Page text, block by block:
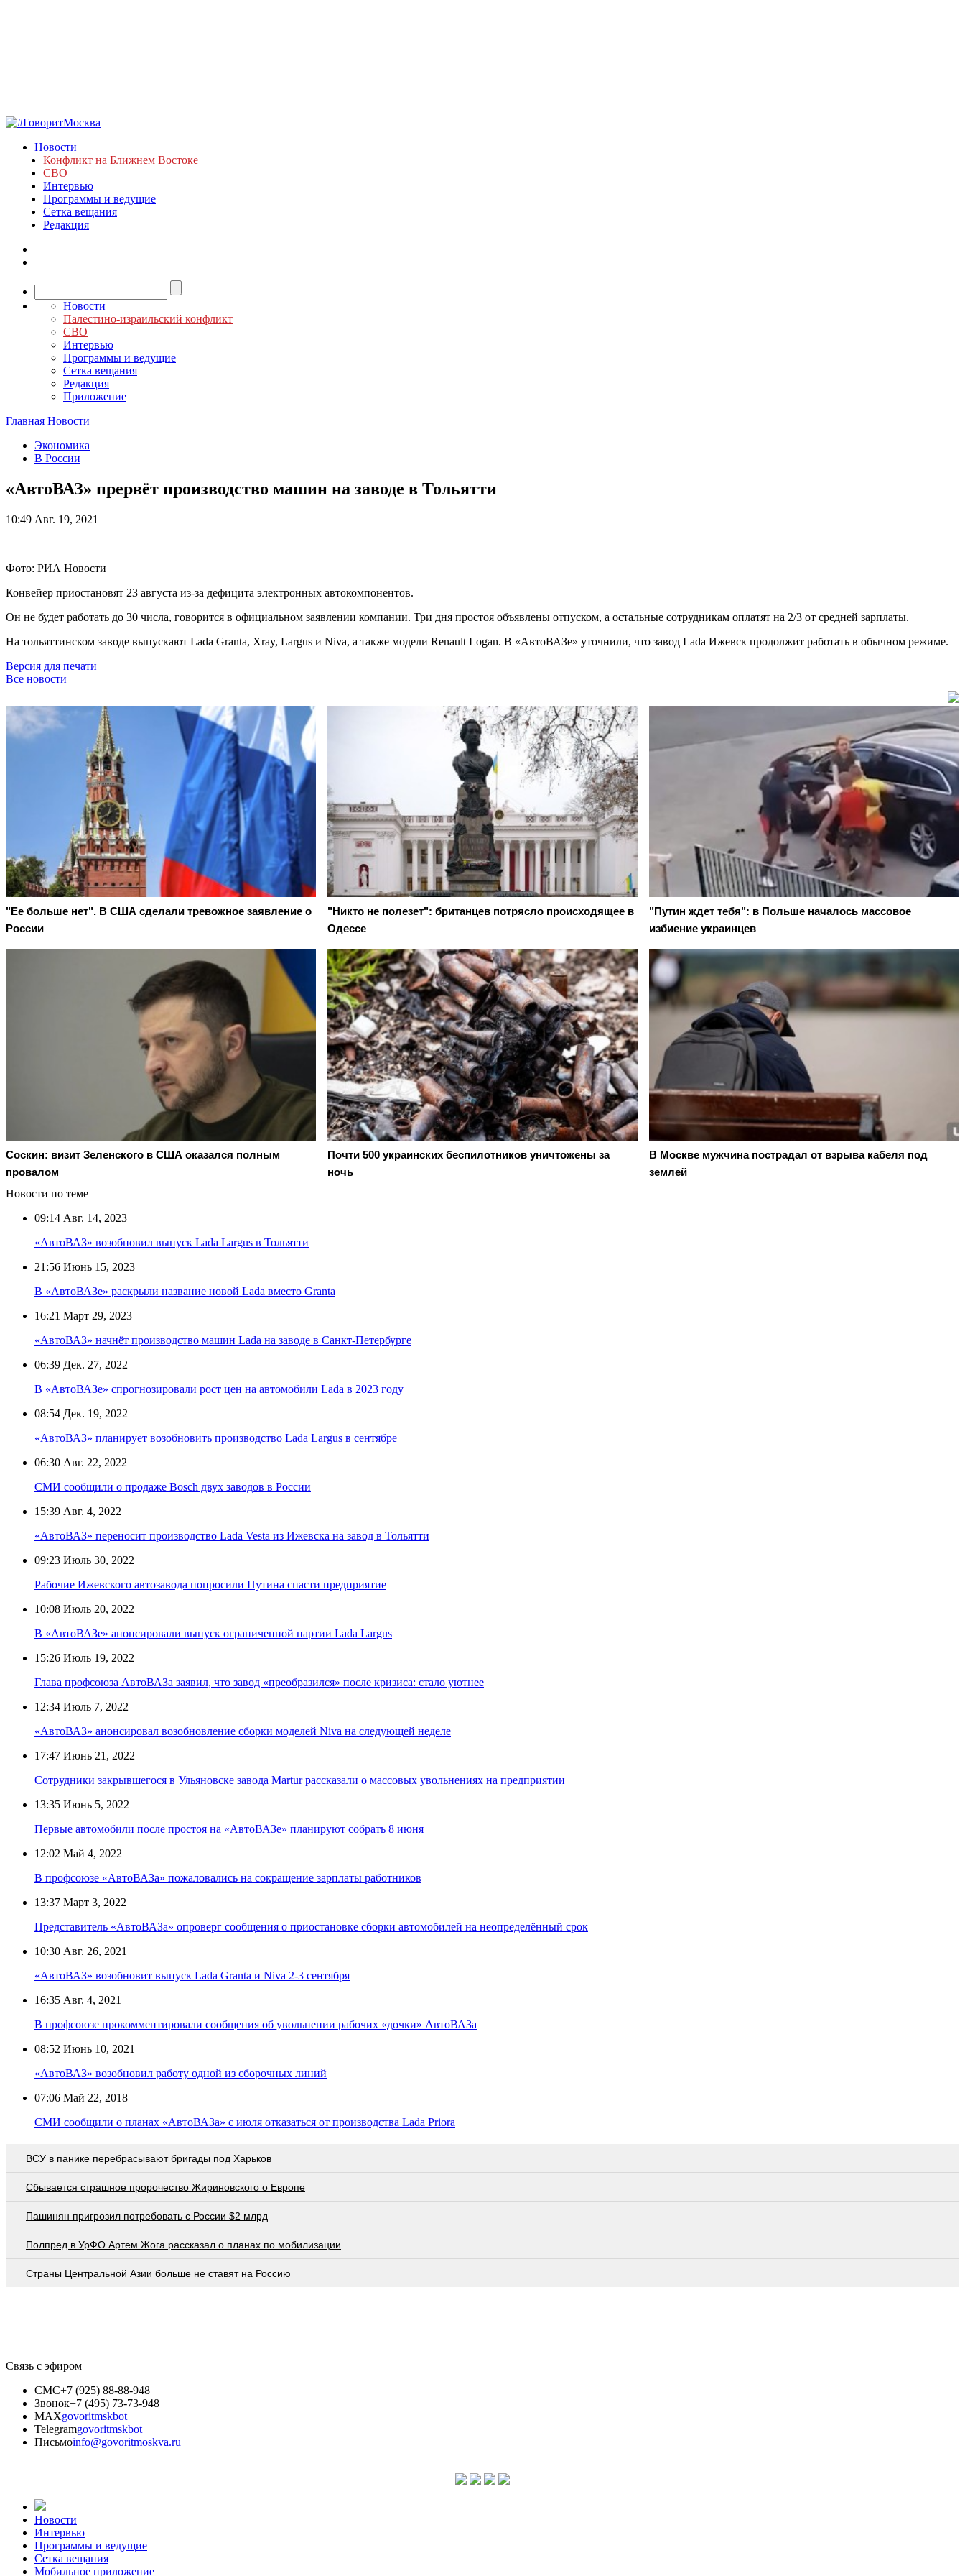
Новости
Конфликт на Ближнем Востоке
СВО
Интервью
Программы и ведущие
Сетка вещания
Редакция
Новости
Палестино-израильский конфликт
СВО
Интервью
Программы и ведущие
Сетка вещания
Редакция
Приложение
Главная Новости
Экономика
В России
«АвтоВАЗ» прервёт производство машин на заводе в Тольятти
10:49 Авг. 19, 2021
Фото: РИА Новости
Конвейер приостановят 23 августа из-за дефицита электронных автокомпонентов.
Он не будет работать до 30 числа, говорится в официальном заявлении компании. Три дня простоя объявлены отпуском, а остальные сотрудникам оплатят на 2/3 от средней зарплаты.
На тольяттинском заводе выпускают Lada Granta, Xray, Largus и Niva, а также модели Renault Logan. В «АвтоВАЗе» уточнили, что завод Lada Ижевск продолжит работать в обычном режиме.
Версия для печати
Все новости
"Ее больше нет". В США сделали тревожное заявление о
России
"Никто не полезет": британцев потрясло происходящее в
Одессе
"Путин ждет тебя": в Польше началось массовое
избиение украинцев
Соскин: визит Зеленского в США оказался полным
провалом
Почти 500 украинских беспилотников уничтожены за
ночь
В Москве мужчина пострадал от взрыва кабеля под
землей
Новости по теме
09:14 Авг. 14, 2023
«АвтоВАЗ» возобновил выпуск Lada Largus в Тольятти
21:56 Июнь 15, 2023
В «АвтоВАЗе» раскрыли название новой Lada вместо Granta
16:21 Март 29, 2023
«АвтоВАЗ» начнёт производство машин Lada на заводе в Санкт-Петербурге
06:39 Дек. 27, 2022
В «АвтоВАЗе» спрогнозировали рост цен на автомобили Lada в 2023 году
08:54 Дек. 19, 2022
«АвтоВАЗ» планирует возобновить производство Lada Largus в сентябре
06:30 Авг. 22, 2022
СМИ сообщили о продаже Bosch двух заводов в России
15:39 Авг. 4, 2022
«АвтоВАЗ» переносит производство Lada Vesta из Ижевска на завод в Тольятти
09:23 Июль 30, 2022
Рабочие Ижевского автозавода попросили Путина спасти предприятие
10:08 Июль 20, 2022
В «АвтоВАЗе» анонсировали выпуск ограниченной партии Lada Largus
15:26 Июль 19, 2022
Глава профсоюза АвтоВАЗа заявил, что завод «преобразился» после кризиса: стало уютнее
12:34 Июль 7, 2022
«АвтоВАЗ» анонсировал возобновление сборки моделей Niva на следующей неделе
17:47 Июнь 21, 2022
Сотрудники закрывшегося в Ульяновске завода Martur рассказали о массовых увольнениях на предприятии
13:35 Июнь 5, 2022
Первые автомобили после простоя на «АвтоВАЗе» планируют собрать 8 июня
12:02 Май 4, 2022
В профсоюзе «АвтоВАЗа» пожаловались на сокращение зарплаты работников
13:37 Март 3, 2022
Представитель «АвтоВАЗа» опроверг сообщения о приостановке сборки автомобилей на неопределённый срок
10:30 Авг. 26, 2021
«АвтоВАЗ» возобновит выпуск Lada Granta и Niva 2-3 сентября
16:35 Авг. 4, 2021
В профсоюзе прокомментировали сообщения об увольнении рабочих «дочки» АвтоВАЗа
08:52 Июнь 10, 2021
«АвтоВАЗ» возобновил работу одной из сборочных линий
07:06 Май 22, 2018
СМИ сообщили о планах «АвтоВАЗа» с июля отказаться от производства Lada Priora
ВСУ в панике перебрасывают бригады под Харьков
Сбывается страшное пророчество Жириновского о Европе
Пашинян пригрозил потребовать c России $2 млрд
Полпред в УрФО Артем Жога рассказал о планах по мобилизации
Страны Центральной Азии больше не ставят на Россию
Связь с эфиром
СМС+7 (925) 88-88-948
Звонок+7 (495) 73-73-948
MAXgovoritmskbot
Telegramgovoritmskbot
Письмоinfo@govoritmoskva.ru
Новости
Интервью
Программы и ведущие
Сетка вещания
Мобильное приложение